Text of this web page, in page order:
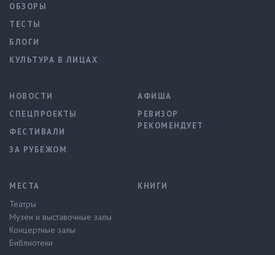
ОБЗОРЫ
ТЕСТЫ
БЛОГИ
КУЛЬТУРА В ЛИЦАХ
НОВОСТИ
СПЕЦПРОЕКТЫ
ФЕСТИВАЛИ
ЗА РУБЕЖОМ
АФИША
РЕВИЗОР
РЕКОМЕНДУЕТ
МЕСТА
Театры
Музеи и выставочные залы
Концертные залы
Библиотеки
КНИГИ